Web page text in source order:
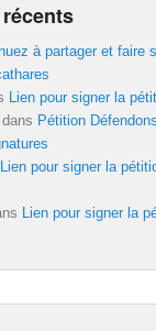
à partager et faire
Lien pour signer la
dans Pétition
Lien pour signer la
Lien pour signer la